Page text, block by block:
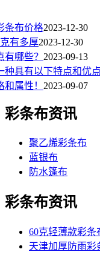
条布价格2023-12-30
有多厚2023-12-30
哪些？ 2023-09-13
具有以下特点和优点
属性！ 2023-09-07
彩条布资讯
聚乙烯彩条布
蓝银布
防水篷布
彩条布资讯
60克轻薄款彩条
天津加厚防雨彩